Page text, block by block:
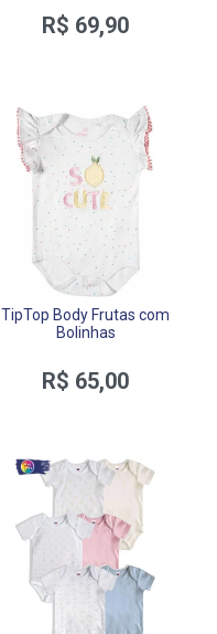
R$ 69,90
TipTop Body Frutas com
Bolinhas
R$ 65,00